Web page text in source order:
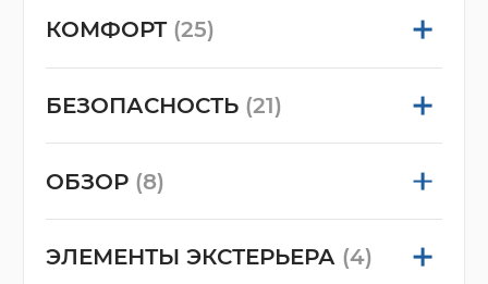
КОМФОРТ (25)
БЕЗОПАСНОСТЬ (21)
ОБЗОР (8)
ЭЛЕМЕНТЫ ЭКСТЕРЬЕРА (4)